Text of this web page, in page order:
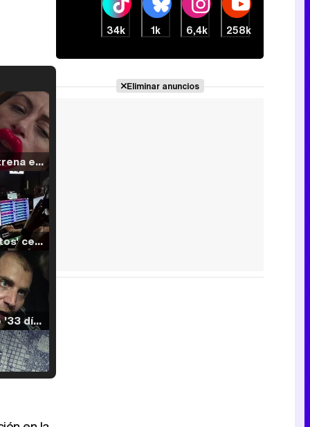
Filmin estrena el tráiler de 'Millennial Mal', su nueva comedia universitaria de la mano de Lorena Iglesias
'120 Minutos' celebra sus 2.000 programas en Telemadrid con un vídeo del día a día en la redacción
Tráiler de '33 días', la nueva serie de Atresplayer con Julián Villagrán y José Manuel Poga
34k 1k 6,4k 258k
Eliminar anuncios